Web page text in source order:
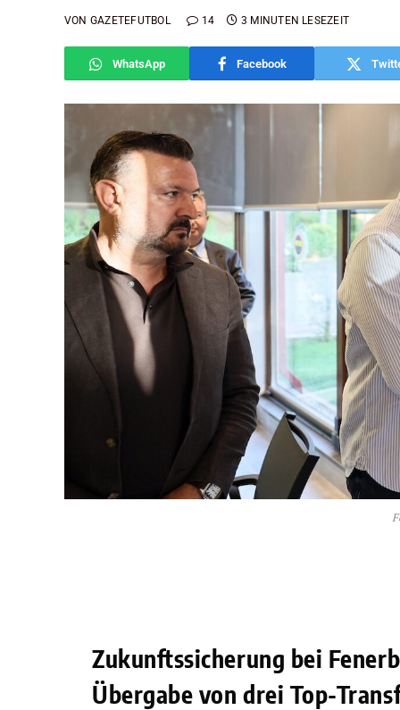
VON GAZETEFUTBOL 14 3 MINUTEN LESEZEIT
WhatsApp Facebook
Zukunftssicherung bei
Übergabe von drei Top-